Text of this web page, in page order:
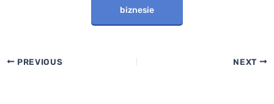
biznesie
PREVIOUS NEXT